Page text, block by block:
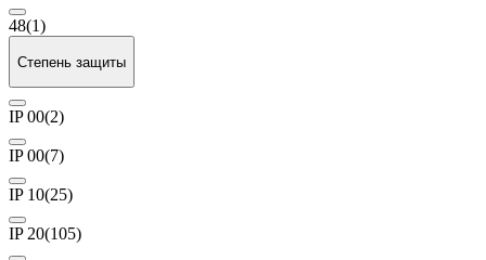
48(1)
Степень защиты
IP 00(2)
IP 00(7)
IP 10(25)
IP 20(105)